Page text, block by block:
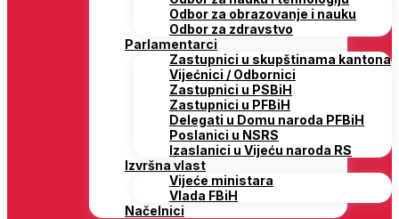
Odbor za obrazovanje i nauku
Odbor za zdravstvo
Parlamentarci
Zastupnici u skupštinama kantona
Vijećnici / Odbornici
Zastupnici u PSBiH
Zastupnici u PFBiH
Delegati u Domu naroda PFBiH
Poslanici u NSRS
Izaslanici u Vijeću naroda RS
Izvršna vlast
Vijeće ministara
Vlada FBiH
Načelnici